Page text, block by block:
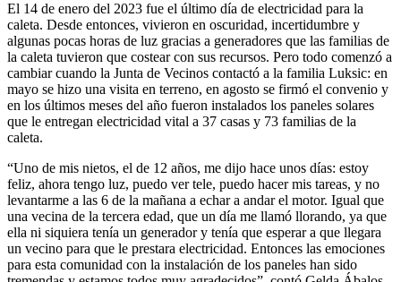
El 14 de enero del 2023 fue el último día de electricidad para la
caleta. Desde entonces, vivieron en oscuridad, incertidumbre y
algunas pocas horas de luz gracias a generadores que las familias de
la caleta tuvieron que costear con sus recursos. Pero todo comenzó a
cambiar cuando la Junta de Vecinos contactó a la familia Luksic: en
mayo se hizo una visita en terreno, en agosto se firmó el convenio y
en los últimos meses del año fueron instalados los paneles solares
que le entregan electricidad vital a 37 casas y 73 familias de la
caleta.
“Uno de mis nietos, el de 12 años, me dijo hace unos días: estoy
feliz, ahora tengo luz, puedo ver tele, puedo hacer mis tareas, y no
levantarme a las 6 de la mañana a echar a andar el motor. Igual que
una vecina de la tercera edad, que un día me llamó llorando, ya que
ella ni siquiera tenía un generador y tenía que esperar a que llegara
un vecino para que le prestara electricidad. Entonces las emociones
para esta comunidad con la instalación de los paneles han sido